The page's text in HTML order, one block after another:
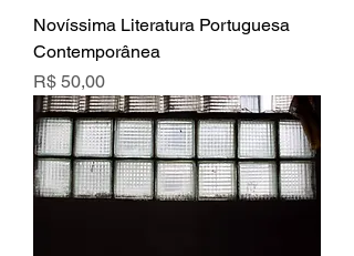
Novíssima Literatura Portuguesa
Contemporânea
Preço
R$ 50,00